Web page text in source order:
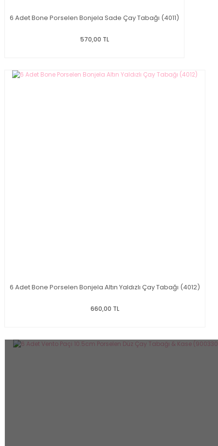
6 Adet Bone Porselen Bonjela Sade Çay Tabağı (4011)
570,00 TL
6 Adet Bone Porselen Bonjela Altın Yaldızlı Çay Tabağı (4012)
660,00 TL